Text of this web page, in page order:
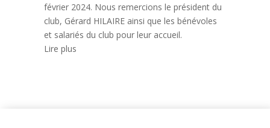
février 2024. Nous remercions le président du
club, Gérard HILAIRE ainsi que les bénévoles
et salariés du club pour leur accueil.
Lire plus